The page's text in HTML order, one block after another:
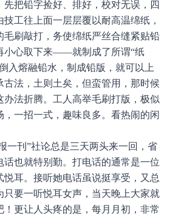
把铅字捡好、排好，校对无误，四
工往上面一层层覆以耐高温绵纸，
毛刷敲打，务使绵纸严丝合缝紧贴铅
小心取下来——就制成了所谓“纸
入熔融铅水，制成铅版，就可以上
古法，土则土矣，但蛮管用，那时候
办法折腾。工人高举毛刷打版，极似
一招一式，趣味良多。看热闹的闲
一刊”社论总是三天两头来一回，省
话也就特别勤。打电话的通常是一位
耳。接听她电话虽说挺享受，又总
只要一听悦耳女声，当天晚上大家就
更让人头疼的是，每月月初，非常